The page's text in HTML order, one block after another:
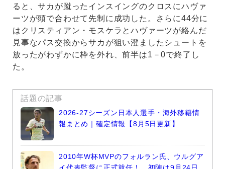
ると、サカが蹴ったインスイングのクロスにハヴァ
ーツが頭で合わせて先制に成功した。さらに44分に
はクリスティアン・モスケラとハヴァーツが絡んだ
見事なパス交換からサカが狙い澄ましたシュートを
放ったがわずかに枠を外れ、前半は1－0で終了し
た。
話題の記事
2026-27シーズン日本人選手・海外移籍情
報まとめ｜確定情報【8月5日更新】
2010年W杯MVPのフォルラン氏、ウルグア